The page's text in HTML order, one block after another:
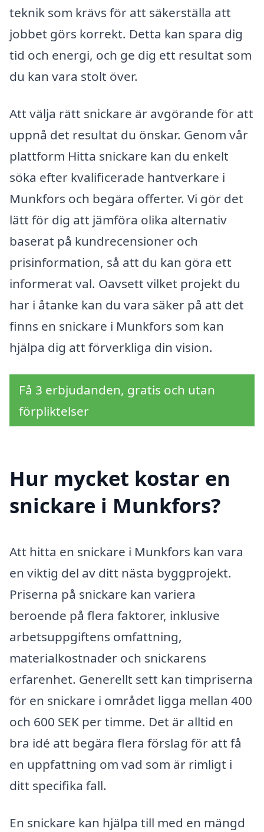
teknik som krävs för att säkerställa att
jobbet görs korrekt. Detta kan spara dig
tid och energi, och ge dig ett resultat som
du kan vara stolt över.
Att välja rätt snickare är avgörande för att
uppnå det resultat du önskar. Genom vår
plattform Hitta snickare kan du enkelt
söka efter kvalificerade hantverkare i
Munkfors och begära offerter. Vi gör det
lätt för dig att jämföra olika alternativ
baserat på kundrecensioner och
prisinformation, så att du kan göra ett
informerat val. Oavsett vilket projekt du
har i åtanke kan du vara säker på att det
finns en snickare i Munkfors som kan
hjälpa dig att förverkliga din vision.
Få 3 erbjudanden, gratis och utan
förpliktelser
Hur mycket kostar en
snickare i Munkfors?
Att hitta en snickare i Munkfors kan vara
en viktig del av ditt nästa byggprojekt.
Priserna på snickare kan variera
beroende på flera faktorer, inklusive
arbetsuppgiftens omfattning,
materialkostnader och snickarens
erfarenhet. Generellt sett kan timpriserna
för en snickare i området ligga mellan 400
och 600 SEK per timme. Det är alltid en
bra idé att begära flera förslag för att få
en uppfattning om vad som är rimligt i
ditt specifika fall.
En snickare kan hjälpa till med en mängd